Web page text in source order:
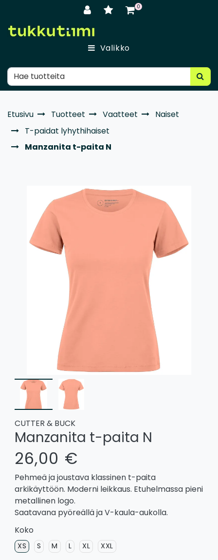
0
Valikko
Etusivu Tuotteet Vaatteet
Naiset
T-paidat lyhythihaiset
Manzanita t-paita N
CUTTER & BUCK
Manzanita t-paita N
26,00 €
Pehmeä ja joustava klassinen t-paita
arkikäyttöön. Moderni leikkaus. Etuhelmassa pieni
metallinen logo.
Saatavana pyöreällä ja V-kaula-aukolla.
Koko
XS S M L XL XXL